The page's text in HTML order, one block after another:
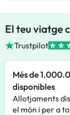
El teu viatge
Trustpilot
Més de
disponibles
Allotjaments
el món i per a